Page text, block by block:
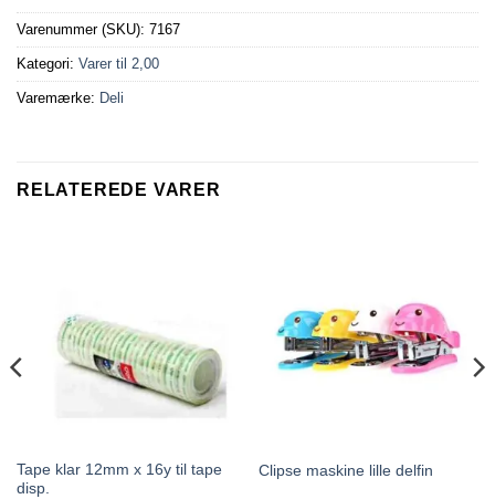
Varenummer (SKU): 7167
Kategori: Varer til 2,00
Varemærke: Deli
RELATEREDE VARER
Tape klar 12mm x 16y til tape
disp.
Clipse maskine lille delfin